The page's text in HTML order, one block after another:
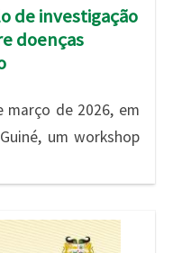
de investigação
doenças
março de 2026, em
um workshop